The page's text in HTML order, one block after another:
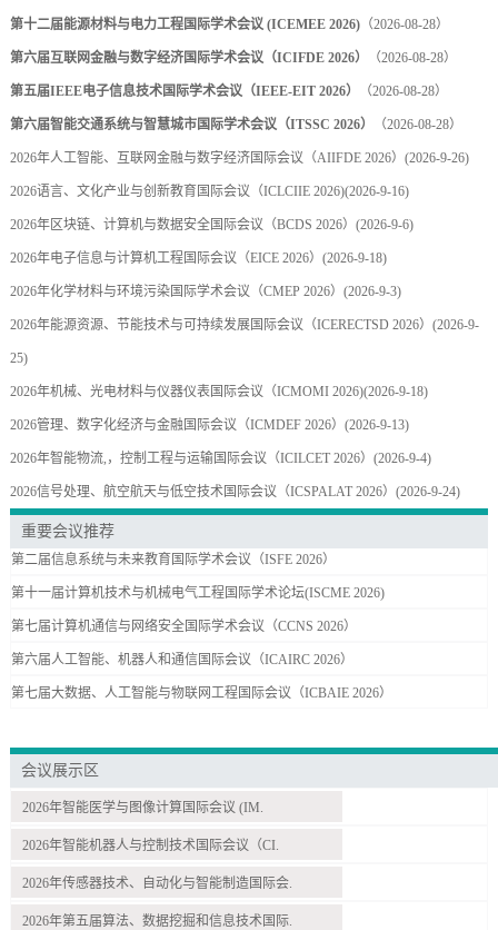
第十二届能源材料与电力工程国际学术会议 (ICEMEE 2026)（2026-08-28）
第六届互联网金融与数字经济国际学术会议（ICIFDE 2026） （2026-08-28）
第五届IEEE电子信息技术国际学术会议（IEEE-EIT 2026） （2026-08-28）
第六届智能交通系统与智慧城市国际学术会议（ITSSC 2026） （2026-08-28）
2026年人工智能、互联网金融与数字经济国际会议（AIIFDE 2026） (2026-9-26)
2026语言、文化产业与创新教育国际会议（ICLCIIE 2026)(2026-9-16)
2026年区块链、计算机与数据安全国际会议（BCDS 2026） (2026-9-6)
2026年电子信息与计算机工程国际会议（EICE 2026） (2026-9-18)
2026年化学材料与环境污染国际学术会议（CMEP 2026） (2026-9-3)
2026年能源资源、节能技术与可持续发展国际会议（ICERECTSD 2026） (2026-9-
25)
2026年机械、光电材料与仪器仪表国际会议（ICMOMI 2026)(2026-9-18)
2026管理、数字化经济与金融国际会议（ICMDEF 2026） (2026-9-13)
2026年智能物流,，控制工程与运输国际会议（ICILCET 2026） (2026-9-4)
2026信号处理、航空航天与低空技术国际会议（ICSPALAT 2026） (2026-9-24)
重要会议推荐
第二届信息系统与未来教育国际学术会议（ISFE 2026）
第十一届计算机技术与机械电气工程国际学术论坛(ISCME 2026)
第七届计算机通信与网络安全国际学术会议（CCNS 2026）
第六届人工智能、机器人和通信国际会议（ICAIRC 2026）
第七届大数据、人工智能与物联网工程国际会议（ICBAIE 2026）
会议展示区
2026年智能医学与图像计算国际会议 (IM.
2026年智能机器人与控制技术国际会议（CI.
2026年传感器技术、自动化与智能制造国际会.
2026年第五届算法、数据挖掘和信息技术国际.